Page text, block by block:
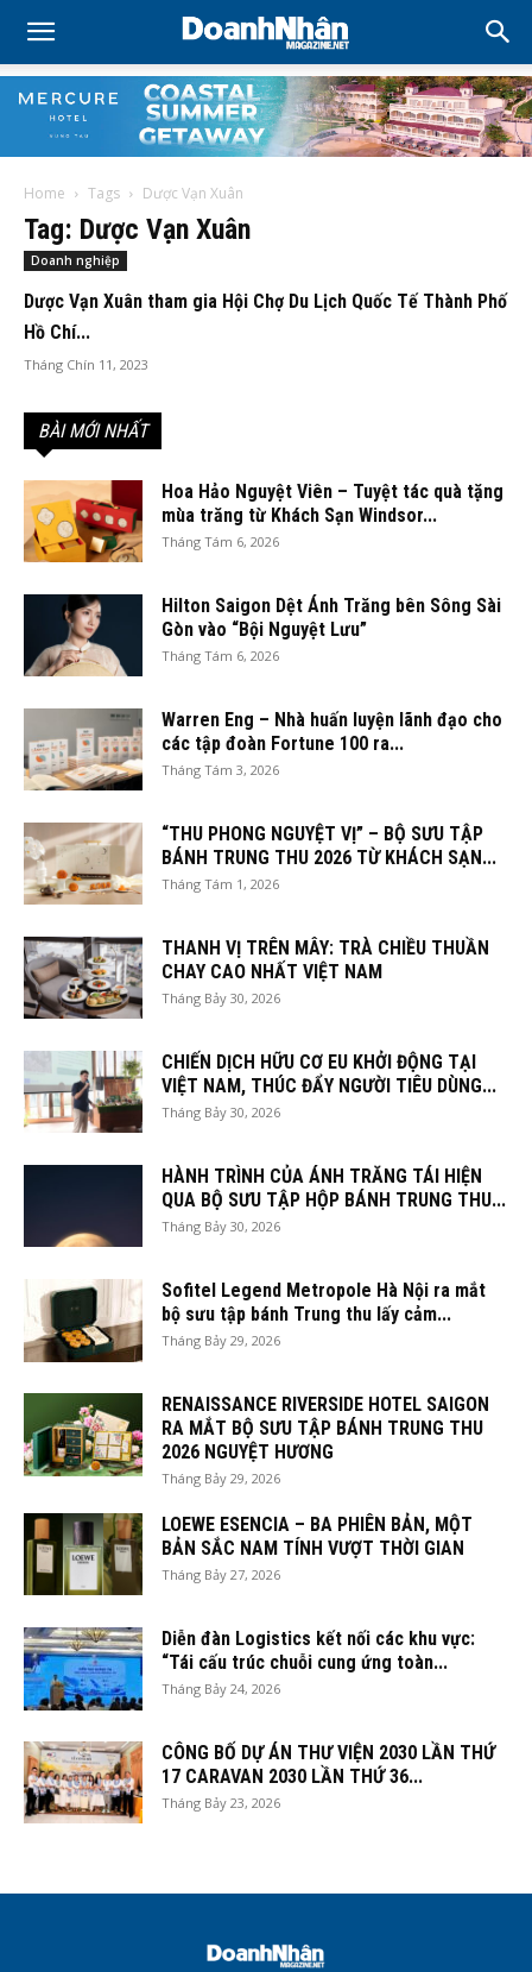
Home Tags Dược Vạn Xuân
Tag: Dược Vạn Xuân
Doanh nghiệp
Dược Vạn Xuân tham gia Hội Chợ Du Lịch Quốc Tế Thành Phố
Hồ Chí...
Tháng Chín 11, 2023
BÀI MỚI NHẤT
Hoa Hảo Nguyệt Viên – Tuyệt tác quà tặng
mùa trăng từ Khách Sạn Windsor...
Tháng Tám 6, 2026
Hilton Saigon Dệt Ánh Trăng bên Sông Sài
Gòn vào “Bội Nguyệt Lưu”
Tháng Tám 6, 2026
Warren Eng – Nhà huấn luyện lãnh đạo cho
các tập đoàn Fortune 100 ra...
Tháng Tám 3, 2026
“THU PHONG NGUYỆT VỊ” – BỘ SƯU TẬP
BÁNH TRUNG THU 2026 TỪ KHÁCH SẠN...
Tháng Tám 1, 2026
THANH VỊ TRÊN MÂY: TRÀ CHIỀU THUẦN
CHAY CAO NHẤT VIỆT NAM
Tháng Bảy 30, 2026
CHIẾN DỊCH HỮU CƠ EU KHỞI ĐỘNG TẠI
VIỆT NAM, THÚC ĐẨY NGƯỜI TIÊU DÙNG...
Tháng Bảy 30, 2026
HÀNH TRÌNH CỦA ÁNH TRĂNG TÁI HIỆN
QUA BỘ SƯU TẬP HỘP BÁNH TRUNG THU...
Tháng Bảy 30, 2026
Sofitel Legend Metropole Hà Nội ra mắt
bộ sưu tập bánh Trung thu lấy cảm...
Tháng Bảy 29, 2026
RENAISSANCE RIVERSIDE HOTEL SAIGON
RA MẮT BỘ SƯU TẬP BÁNH TRUNG THU
2026 NGUYỆT HƯƠNG
Tháng Bảy 29, 2026
LOEWE ESENCIA – BA PHIÊN BẢN, MỘT
BẢN SẮC NAM TÍNH VƯỢT THỜI GIAN
Tháng Bảy 27, 2026
Diễn đàn Logistics kết nối các khu vực:
“Tái cấu trúc chuỗi cung ứng toàn...
Tháng Bảy 24, 2026
CÔNG BỐ DỰ ÁN THƯ VIỆN 2030 LẦN THỨ
17 CARAVAN 2030 LẦN THỨ 36...
Tháng Bảy 23, 2026